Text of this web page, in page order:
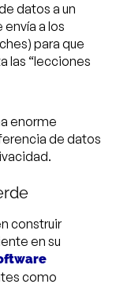
datos a un
a los
para que
las “lecciones
enorme
de datos
construir
en su
como